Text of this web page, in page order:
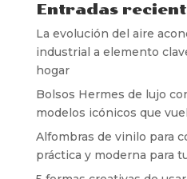
Entradas
La evolución del aire
industrial a elemento
hogar
Bolsos Hermes de lujo
modelos icónicos que
Alfombras de vinilo para
práctica y moderna para